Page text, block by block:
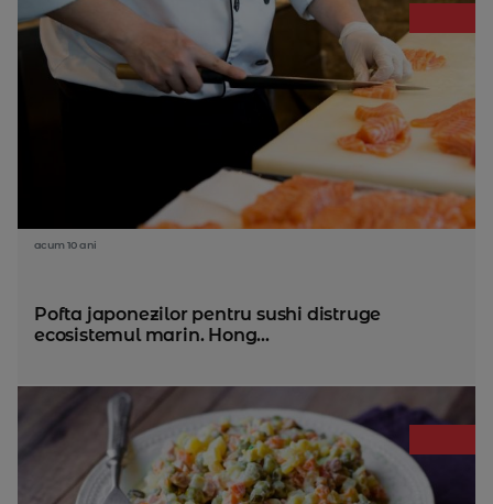
acum 10 ani
Pofta japonezilor pentru sushi distruge
ecosistemul marin. Hong...